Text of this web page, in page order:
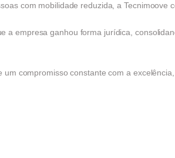
com mobilidade reduzida, a
a empresa ganhou forma jurídica,
compromisso constante com a